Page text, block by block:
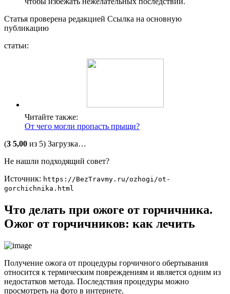
Статья проверена редакцией Ссылка на основную
публикацию
статьи:
Читайте также:
От чего могли пропасть прыщи?
(3 5,00 из 5) Загрузка…
Не нашли подходящий совет?
Источник: https://BezTravmy.ru/ozhogi/ot-
gorchichnika.html
Что делать при ожоге от горчичника.
Ожог от горчичников: как лечить
Получение ожога от процедуры горчичного обертывания
относится к термическим повреждениям и является одним из
недостатков метода. Последствия процедуры можно
просмотреть на фото в интернете.